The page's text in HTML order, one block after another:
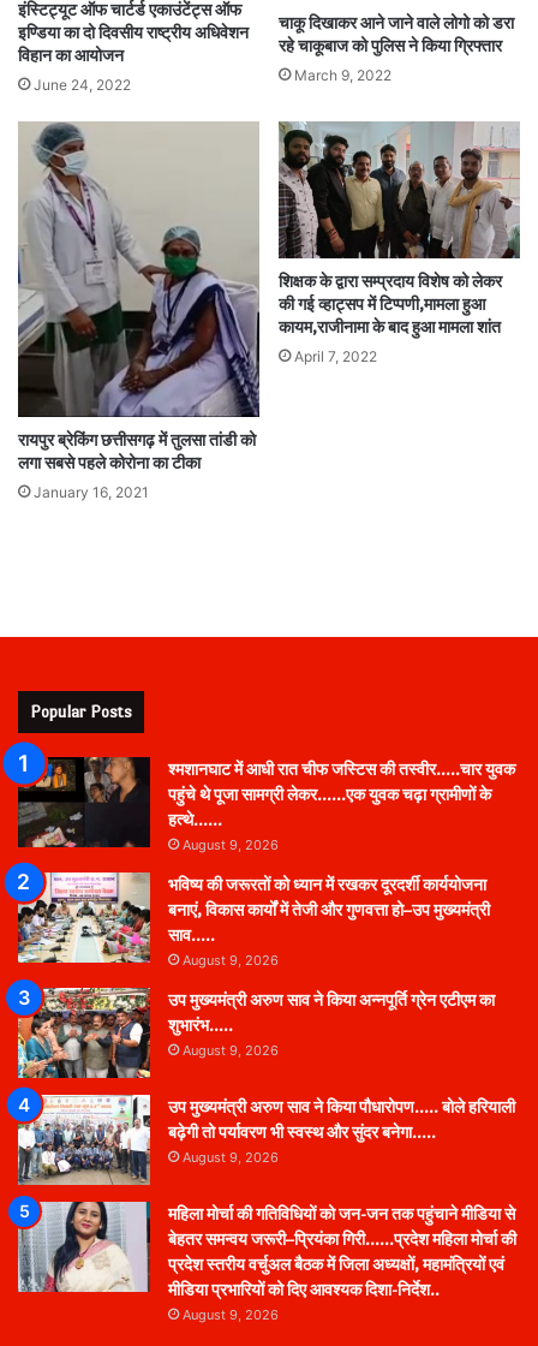
इंस्टिट्यूट ऑफ चार्टर्ड एकाउंटेंट्स ऑफ
इण्डिया का दो दिवसीय राष्ट्रीय अधिवेशन
विहान का आयोजन
June 24, 2022
चाकू दिखाकर आने जाने वाले लोगो को डरा
रहे चाकूबाज को पुलिस ने किया ग्रिफ्तार
March 9, 2022
रायपुर ब्रेकिंग छत्तीसगढ़ में तुलसा तांडी को
लगा सबसे पहले कोरोना का टीका
January 16, 2021
शिक्षक के द्वारा सम्प्रदाय विशेष को लेकर
की गई व्हाट्सप में टिप्पणी,मामला हुआ
कायम,राजीनामा के बाद हुआ मामला शांत
April 7, 2022
Popular Posts
श्मशानघाट में आधी रात चीफ जस्टिस की तस्वीर…..चार युवक
पहुंचे थे पूजा सामग्री लेकर……एक युवक चढ़ा ग्रामीणों के
हत्थे……
August 9, 2026
भविष्य की जरूरतों को ध्यान में रखकर दूरदर्शी कार्ययोजना
बनाएं, विकास कार्यों में तेजी और गुणवत्ता हो–उप मुख्यमंत्री
साव…..
August 9, 2026
उप मुख्यमंत्री अरुण साव ने किया अन्नपूर्ति ग्रेन एटीएम का
शुभारंभ…..
August 9, 2026
उप मुख्यमंत्री अरुण साव ने किया पौधारोपण….. बोले हरियाली
बढ़ेगी तो पर्यावरण भी स्वस्थ और सुंदर बनेगा…..
August 9, 2026
महिला मोर्चा की गतिविधियों को जन-जन तक पहुंचाने मीडिया से
बेहतर समन्वय जरूरी–प्रियंका गिरी……प्रदेश महिला मोर्चा की
प्रदेश स्तरीय वर्चुअल बैठक में जिला अध्यक्षों, महामंत्रियों एवं
मीडिया प्रभारियों को दिए आवश्यक दिशा-निर्देश..
August 9, 2026